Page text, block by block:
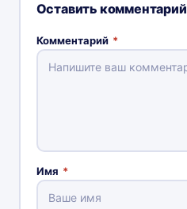
Оставить комментарий
Комментарий *
Имя *